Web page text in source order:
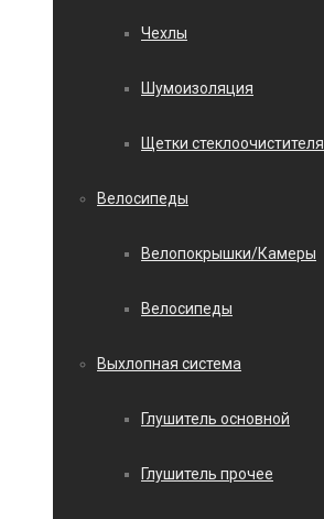
Чехлы
Шумоизоляция
Щетки стеклоочистителя
Велосипеды
Велопокрышки/Камеры
Велосипеды
Выхлопная система
Глушитель основной
Глушитель прочее